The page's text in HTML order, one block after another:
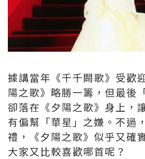
據講當年《千千闕歌》受歡
陽之歌》略勝一籌，但最後
卻落在《夕陽之歌》身上，
有偏幫「華星」之嫌。不過
禮，《夕陽之歌》似乎又確
大家又比較喜歡哪首呢？